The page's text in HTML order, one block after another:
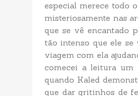
especial merece todo
misteriosamente nas
que se vê encantado
tão intenso que ele
viagem com ela
comecei a leitura um
quando Kaled
que dar gritinhos de